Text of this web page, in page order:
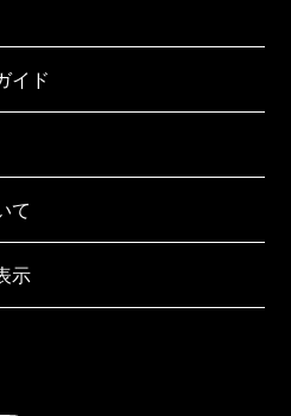
イド
て
示